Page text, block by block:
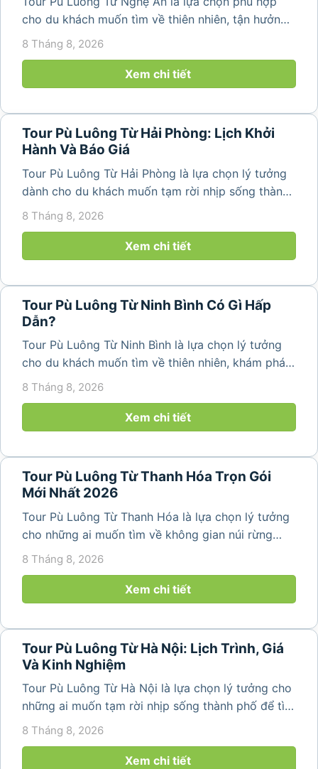
cho du khách muốn tìm về thiên nhiên, tận hưởng
không khí trong lành và khám phá vẻ đẹp bình yên
8 Tháng 8, 2026
Xem chi tiết
Tour Pù Luông Từ Hải Phòng: Lịch Khởi
Hành Và Báo Giá
Tour Pù Luông Từ Hải Phòng là lựa chọn lý tưởng
dành cho du khách muốn tạm rời nhịp sống thành
phố để tìm về không gian núi rừng trong lành,
những bản làng bình yên và cảnh quan ruộng bậc
thang đặc trưng. Từ...
8 Tháng 8, 2026
Xem chi tiết
Tour Pù Luông Từ Ninh Bình Có Gì Hấp
Dẫn?
Tour Pù Luông Từ Ninh Bình là lựa chọn lý tưởng
cho du khách muốn tìm về thiên nhiên, khám phá
bản làng và tận hưởng không gian nghỉ dưỡng yên
8 Tháng 8, 2026
Xem chi tiết
Tour Pù Luông Từ Thanh Hóa Trọn Gói
Mới Nhất 2026
Tour Pù Luông Từ Thanh Hóa là lựa chọn lý tưởng
cho những ai muốn tìm về không gian núi rừng
trong lành, ruộng bậc thang xanh mướt và những
bản làng bình yên ngay trong một hành trình ngắn
ngày. Không cần di chuyển...
8 Tháng 8, 2026
Xem chi tiết
Tour Pù Luông Từ Hà Nội: Lịch Trình, Giá
Và Kinh Nghiệm
Tour Pù Luông Từ Hà Nội là lựa chọn lý tưởng cho
những ai muốn tạm rời nhịp sống thành phố để tìm
về không gian núi rừng xanh mát, những bản làng
8 Tháng 8, 2026
Xem chi tiết